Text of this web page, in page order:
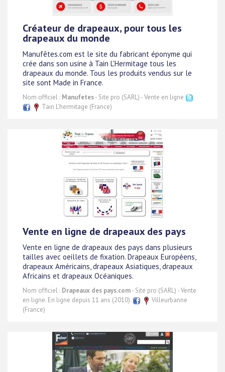
Créateur de drapeaux, pour tous les
drapeaux du monde
Manufêtes.com est le site du fabricant éponyme qui
crée dans son usine à Tain L'Hermitage tous les
drapeaux du monde. Tous les produits vendus sur le
site sont Made in France.
Nom officiel : Manufetes- Site pro (SARL) - Vente en ligne
Tain L'hermitage (France)
Vente en ligne de drapeaux des pays
Vente en ligne de drapeaux des pays dans plusieurs
tailles avec oeillets de fixation. Drapeaux Européens,
drapeaux Américains, drapeaux Asiatiques, drapeaux
Africains et drapeaux Océaniques.
Nom officiel : Drapeaux des pays.com- Site pro (SARL) - Vente
en ligne. En ligne depuis 11 ans (2010).
Villeurbanne
(France)